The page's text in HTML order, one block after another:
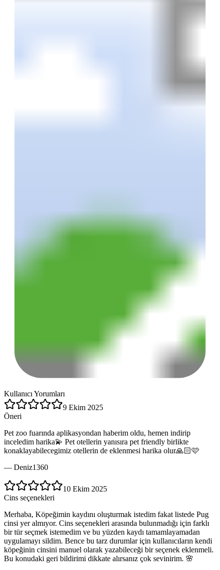
Kullanıcı Yorumları
9 Ekim 2025
Öneri
Pet zoo fuarında aplikasyondan haberim oldu, hemen indirip
inceledim harika💫 Pet otellerin yanısıra pet friendly birlikte
konaklayabilecegimiz otellerin de eklenmesi harika olur🙏🏻🩷
— Deniz1360
10 Ekim 2025
Cins seçenekleri
Merhaba, Köpeğimin kaydını oluşturmak istedim fakat listede Pug
cinsi yer almıyor. Cins seçenekleri arasında bulunmadığı için farklı
bir tür seçmek istemedim ve bu yüzden kaydı tamamlayamadan
uygulamayı sildim. Bence bu tarz durumlar için kullanıcıların kendi
köpeğinin cinsini manuel olarak yazabileceği bir seçenek eklenmeli.
Bu konudaki geri bildirimi dikkate alırsanız çok sevinirim. 🌸